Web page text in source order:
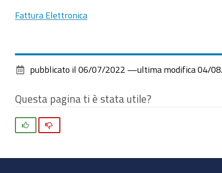
Fattura Elettronica
pubblicato il 06/07/2022 —ultima modifica 04/
Questa pagina ti è stata utile?